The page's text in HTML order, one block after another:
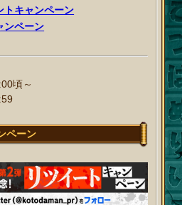
トキャンペーン
ンペーン
頃～
ペーン